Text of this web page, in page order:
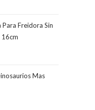
Para Freidora Sin
Mas